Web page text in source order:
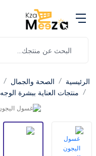
الرئيسية الصحة والجمال
منتجات العناية ببشرة الوجه